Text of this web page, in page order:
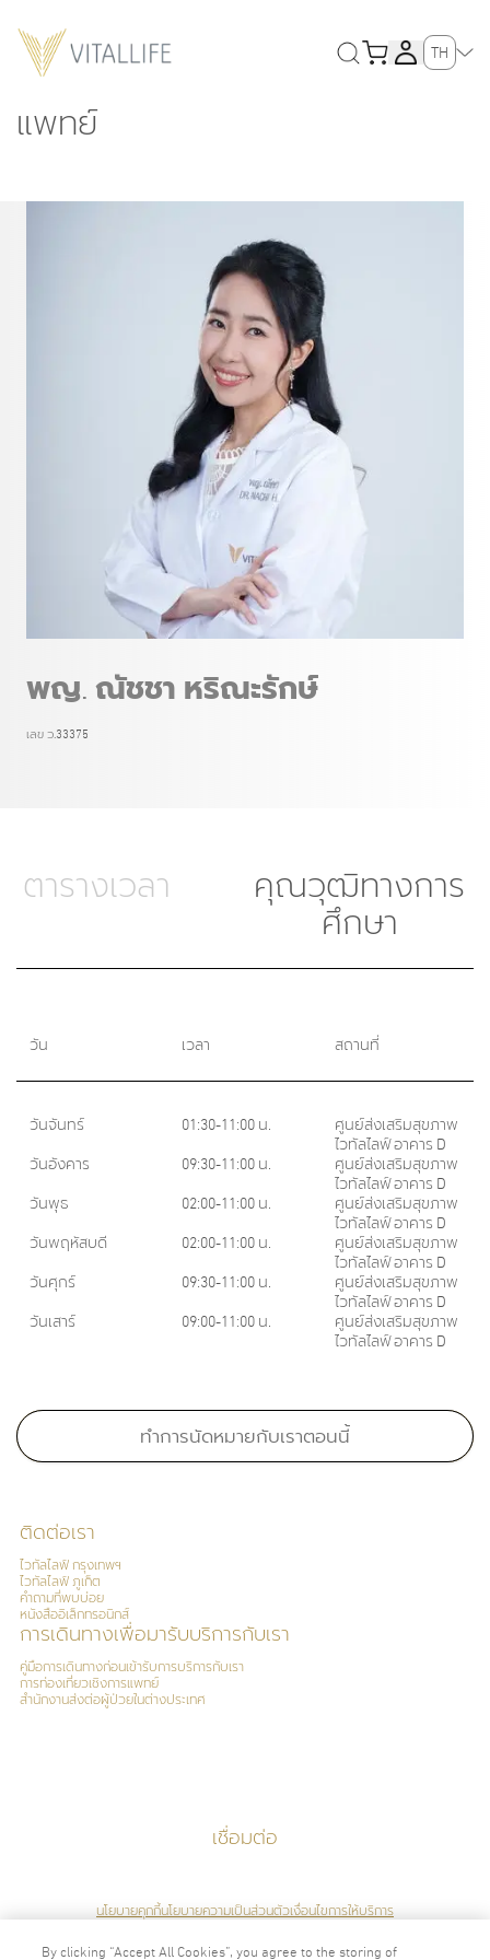
TH
แพทย์
พญ. ณัชชา หริณะรักษ์
เลข ว.33375
ตารางเวลา
คุณวุฒิทางการ
ศึกษา
วัน เวลา สถานที่
วันจันทร์ 01:30-11:00 น.
ศูนย์ส่งเสริมสุขภาพ
ไวทัลไลฟ์ อาคาร D
วันอังคาร
09:30-11:00 น.
ศูนย์ส่งเสริมสุขภาพ
ไวทัลไลฟ์ อาคาร D
วันพุธ
02:00-11:00 น.
ศูนย์ส่งเสริมสุขภาพ
ไวทัลไลฟ์ อาคาร D
วันพฤหัสบดี
02:00-11:00 น.
ศูนย์ส่งเสริมสุขภาพ
ไวทัลไลฟ์ อาคาร D
วันศุกร์
09:30-11:00 น.
ศูนย์ส่งเสริมสุขภาพ
ไวทัลไลฟ์ อาคาร D
วันเสาร์
09:00-11:00 น.
ศูนย์ส่งเสริมสุขภาพ
ไวทัลไลฟ์ อาคาร D
แพทยศาสตรบัณฑิต (เกียรตินิยมอันดับ 2), จุฬาลงกรณ์มหาวิทยาลัย, 2549
สาขาเวชศาสตร์ป้องกัน แขนงเวชศาสตร์ชีวิต, ประเทศไทย, 2566
ด้านเวชศาสตร์จีโนมเบื้องต้นสำหรับแพทย์เฉพาะทาง (Refreshing Course)
Special Clinical Interests:
ทำการนัดหมายกับเราตอนนี้
ติดต่อเรา
ไวทัลไลฟ์ กรุงเทพฯ
ไวทัลไลฟ์ ภูเก็ต
คำถามที่พบบ่อย
หนังสืออิเล็กทรอนิกส์
การเดินทางเพื่อมารับบริการกับเรา
คู่มือการเดินทางก่อนเข้ารับการบริการกับเรา
การท่องเที่ยวเชิงการแพทย์
สำนักงานส่งต่อผู้ป่วยในต่างประเทศ
เชื่อมต่อ
นโยบายคุกกี้นโยบายความเป็นส่วนตัวเงื่อนไขการให้บริการ
By clicking “Accept All Cookies”, you agree to the storing of